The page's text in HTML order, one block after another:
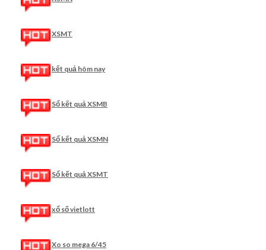
XSMT
kết quả hôm nay
Sổ kết quả XSMB
Sổ kết quả XSMN
Sổ kết quả XSMT
xổ số vietlott
Xo so mega 6/45